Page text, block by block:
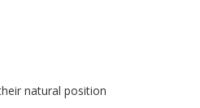
natural position